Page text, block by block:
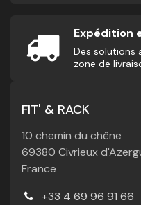
Expédition
Des solutions
zone de
FIT' & RACK
10 chemin du chêne
69380 Civrieux
France
+33 4 69 96 91 66